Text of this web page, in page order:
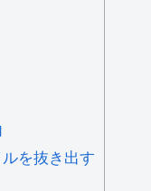
を抜き出す